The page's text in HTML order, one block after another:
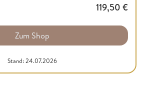
119,50 €
Zum Shop
Stand: 24.07.2026